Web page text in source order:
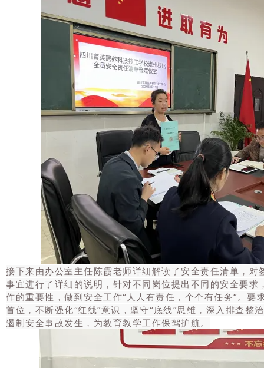
接下来由办公室主任陈霞老师详细解读了安全责任清单，对
事宜进行了详细的说明，针对不同岗位提出不同的安全要求
作的重要性，做到安全工作“人人有责任，个个有任务”。要
首位，不断强化“红线”意识，坚守“底线”思维，深入排查整
遏制安全事故发生，为教育教学工作保驾护航。